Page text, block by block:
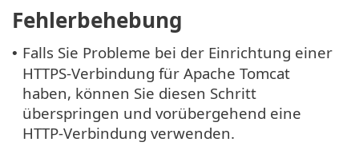
Fehlerbehebung
• Falls Sie Probleme bei der Einrichtung einer
HTTPS-Verbindung für Apache Tomcat
haben, können Sie diesen Schritt
überspringen und vorübergehend eine
HTTP-Verbindung verwenden.